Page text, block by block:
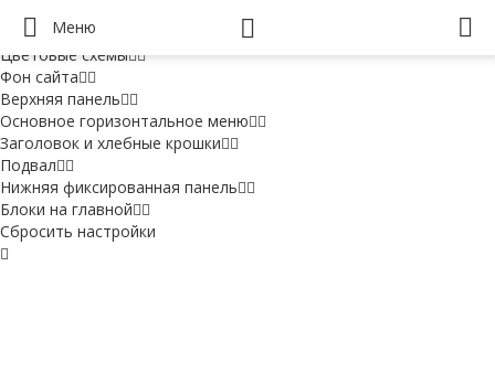
Варианты основных блоков
Цветовые схемы
Фон сайта
Верхняя панель
Основное горизонтальное меню
Заголовок и хлебные крошки
Подвал
Нижняя фиксированная панель
Блоки на главной
Сбросить настройки
Меню